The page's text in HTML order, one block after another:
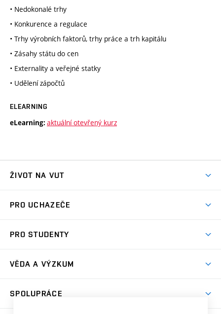
• Nedokonalé trhy
• Konkurence a regulace
• Trhy výrobních faktorů, trhy práce a trh kapitálu
• Zásahy státu do cen
• Externality a veřejné statky
• Udělení zápočtů
ELEARNING
eLearning: aktuální otevřený kurz
ŽIVOT NA VUT
Koleje
Sport na VUT
PRO UCHAZEČE
Dny otevřených dveří
Celoživotní vzdělávání
PRO STUDENTY
Harmonogram akademického roku
Závěrečné práce
Zpracování osobních údajů studentů
Sociální bezpečí
Studium bez bariér
VĚDA A VÝZKUM
SPOLUPRÁCE